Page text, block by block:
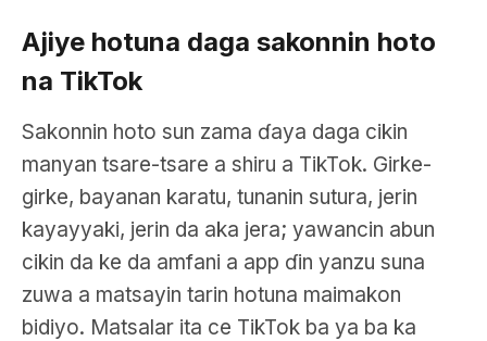
Ajiye hotuna daga sakonnin hoto
na TikTok
Sakonnin hoto sun zama ɗaya daga cikin
manyan tsare-tsare a shiru a TikTok. Girke-
girke, bayanan karatu, tunanin sutura, jerin
kayayyaki, jerin da aka jera; yawancin abun
cikin da ke da amfani a app ɗin yanzu suna
zuwa a matsayin tarin hotuna maimakon
bidiyo. Matsalar ita ce TikTok ba ya ba ka